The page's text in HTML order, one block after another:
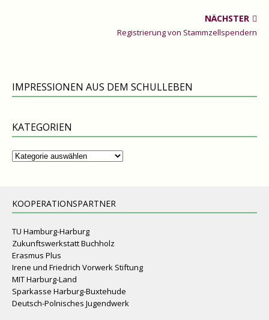
NÄCHSTER
Registrierung von Stammzellspendern
IMPRESSIONEN AUS DEM SCHULLEBEN
KATEGORIEN
Kategorien
KOOPERATIONSPARTNER
TU Hamburg-Harburg
Zukunftswerkstatt Buchholz
Erasmus Plus
Irene und Friedrich Vorwerk Stiftung
MIT Harburg-Land
Sparkasse Harburg-Buxtehude
Deutsch-Polnisches Jugendwerk